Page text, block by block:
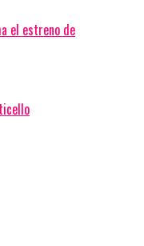
el estreno de